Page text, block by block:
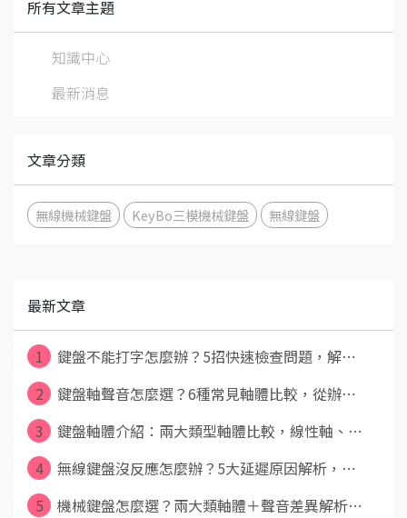
所有文章主題
知識中心
最新消息
文章分類
無線機械鍵盤 KeyBo三模機械鍵盤 無線鍵盤
最新文章
1
鍵盤不能打字怎麼辦？5招快速檢查問題，解⋯
2
鍵盤軸聲音怎麼選？6種常見軸體比較，從辦⋯
3
鍵盤軸體介紹：兩大類型軸體比較，線性軸、⋯
4
無線鍵盤沒反應怎麼辦？5大延遲原因解析，⋯
5
機械鍵盤怎麼選？兩大類軸體＋聲音差異解析⋯